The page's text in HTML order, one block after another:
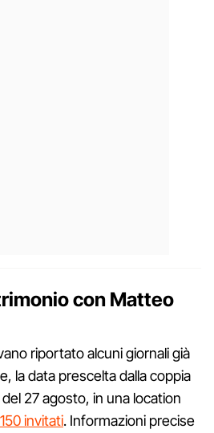
con Matteo
riportato alcuni giornali già
la data prescelta dalla coppia
27 agosto, in una location
invitati. Informazioni precise